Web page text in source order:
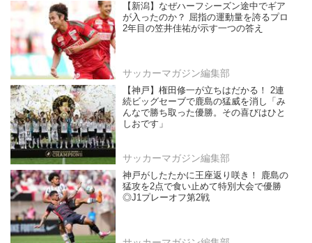
【新潟】なぜハーフシーズン途中でギア
が入ったのか？ 屈指の運動量を誇るプロ
2年目の笠井佳祐が示す一つの答え
サッカーマガジン編集部
【神戸】権田修一が立ちはだかる！ 2連
続ビッグセーブで鹿島の猛威を消し「み
んなで勝ち取った優勝。その喜びはひと
しおです」
サッカーマガジン編集部
神戸がしたたかに王座返り咲き！ 鹿島の
猛攻を2点で食い止めて特別大会で優勝
◎J1プレーオフ第2戦